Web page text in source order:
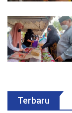
Terbaru